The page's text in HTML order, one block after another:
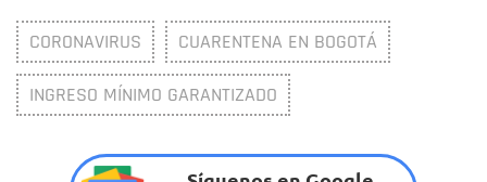
CORONAVIRUS CUARENTENA EN BOGOTÁ
INGRESO MÍNIMO GARANTIZADO